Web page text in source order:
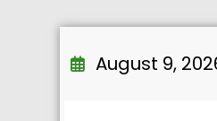
to
August 9,